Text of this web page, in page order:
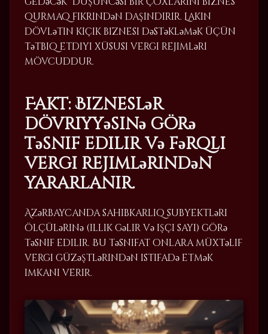
qurmaq fikrindən daşındırır. Lakin
dövlətin kiçik biznesi dəstəkləmək üçün
tətbiq etdiyi xüsusi vergi rejimləri
mövcuddur.
Fakt: Bizneslər
dövriyyəsinə görə
təsnif edilir və fərqli
vergi rejimlərindən
yararlanır.
Azərbaycanda sahibkarlıq subyektləri
ölçülərinə (illik gəlir və işçi sayı) görə
təsnif edilir. Bu təsnifat onlara müxtəlif
vergi güzəştlərindən istifadə etmək
imkanı verir.